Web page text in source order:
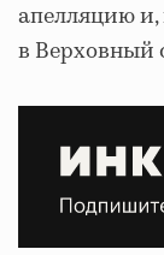
апелляцию и,
в Верховный